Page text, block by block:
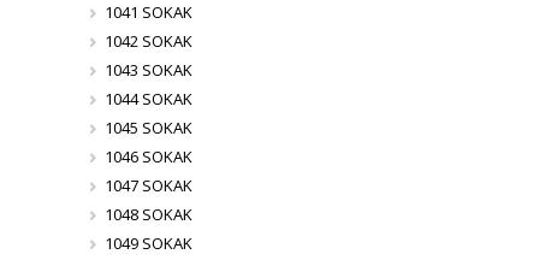
1041 SOKAK
1042 SOKAK
1043 SOKAK
1044 SOKAK
1045 SOKAK
1046 SOKAK
1047 SOKAK
1048 SOKAK
1049 SOKAK